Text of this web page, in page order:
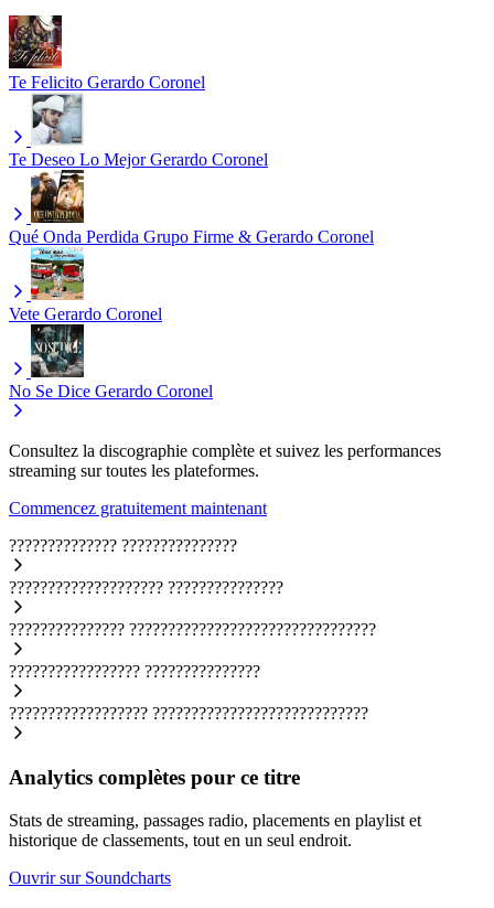
Te Felicito Gerardo Coronel
Te Deseo Lo Mejor Gerardo Coronel
Qué Onda Perdida Grupo Firme & Gerardo Coronel
Vete Gerardo Coronel
No Se Dice Gerardo Coronel
Consultez la discographie complète et suivez les performances
streaming sur toutes les plateformes.
Commencez gratuitement maintenant
?????????????? ???????????????
???????????????????? ???????????????
??????????????? ????????????????????????????????
????????????????? ???????????????
?????????????????? ????????????????????????????
Analytics complètes pour ce titre
Stats de streaming, passages radio, placements en playlist et
historique de classements, tout en un seul endroit.
Ouvrir sur Soundcharts